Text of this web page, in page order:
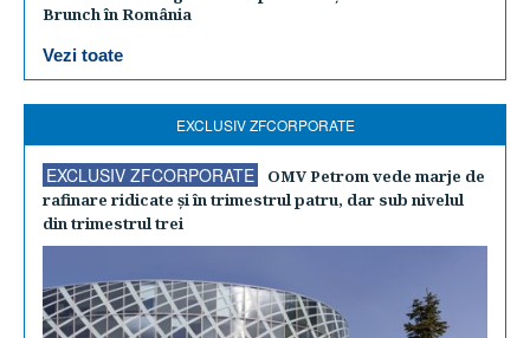
Brunch în România
Vezi toate
EXCLUSIV ZFCORPORATE
EXCLUSIV ZFCORPORATE
OMV Petrom vede marje de
rafinare ridicate şi în trimestrul patru, dar sub nivelul
din trimestrul trei